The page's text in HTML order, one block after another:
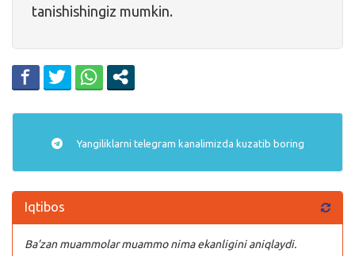
tanishishingiz mumkin.
Yangiliklarni telegram kanalimizda kuzatib boring
Iqtibos
Ba’zan muammolar muammo nima ekanligini aniqlaydi.